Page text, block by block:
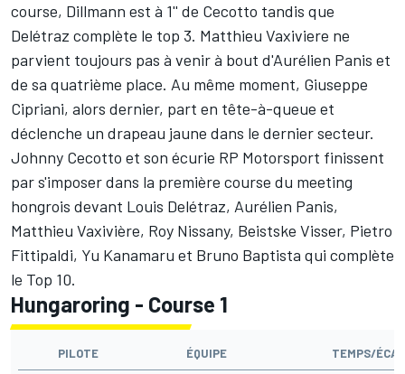
course, Dillmann est à 1'' de Cecotto tandis que
Delétraz complète le top 3. Matthieu Vaxiviere ne
parvient toujours pas à venir à bout d'Aurélien Panis et
de sa quatrième place. Au même moment, Giuseppe
Cipriani, alors dernier, part en tête-à-queue et
déclenche un drapeau jaune dans le dernier secteur.
Johnny Cecotto et son écurie RP Motorsport finissent
par s'imposer dans la première course du meeting
hongrois devant Louis Delétraz, Aurélien Panis,
Matthieu Vaxivière, Roy Nissany, Beistske Visser, Pietro
Fittipaldi, Yu Kanamaru et Bruno Baptista qui complète
le Top 10.
Hungaroring - Course 1
PILOTE ÉQUIPE TEMPS/